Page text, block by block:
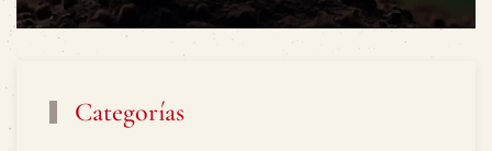
Categorías